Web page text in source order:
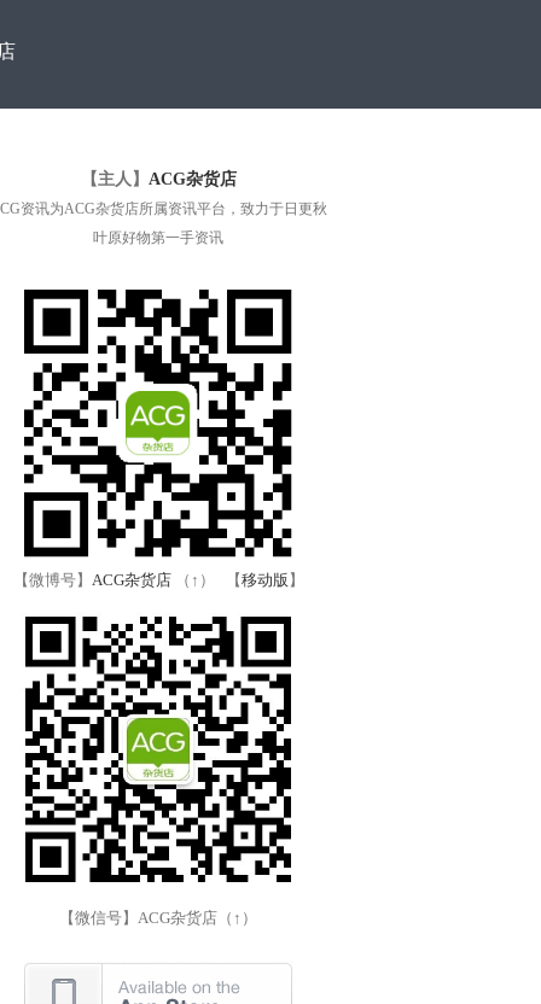
【主人】 ACG杂货店
资讯为ACG杂货店所属资讯平台，致力于日更秋
叶原好物第一手资讯
【微博号】 ACG杂货店 （↑） 【移动版 】
【微信号】ACG杂货店（↑）